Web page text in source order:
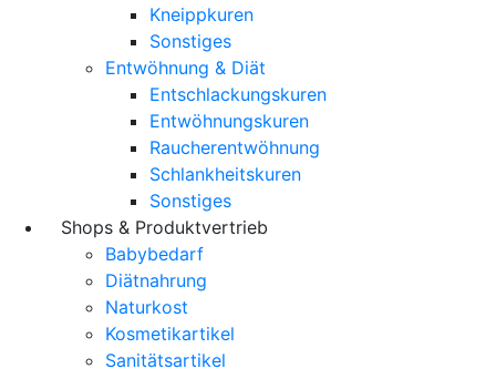
Kneippkuren
Sonstiges
Entwöhnung & Diät
Entschlackungskuren
Entwöhnungskuren
Raucherentwöhnung
Schlankheitskuren
Sonstiges
Shops & Produktvertrieb
Babybedarf
Diätnahrung
Naturkost
Kosmetikartikel
Sanitätsartikel